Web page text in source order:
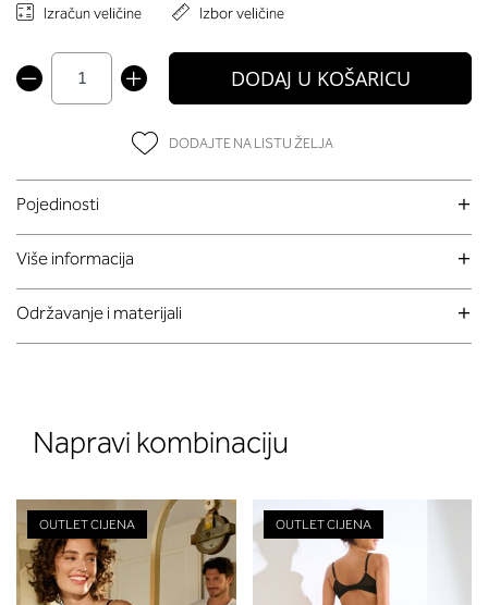
Izračun veličine Izbor veličine
DODAJ U KOŠARICU
DODAJTE NA LISTU ŽELJA
Pojedinosti
Više informacija
Održavanje i materijali
Napravi kombinaciju
OUTLET CIJENA OUTLET CIJENA